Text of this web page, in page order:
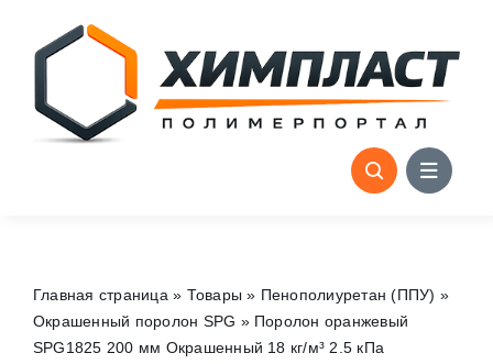
content
Главная страница » Товары » Пенополиуретан (ППУ) »
Окрашенный поролон SPG » Поролон оранжевый
SPG1825 200 мм Окрашенный 18 кг/м³ 2.5 кПа